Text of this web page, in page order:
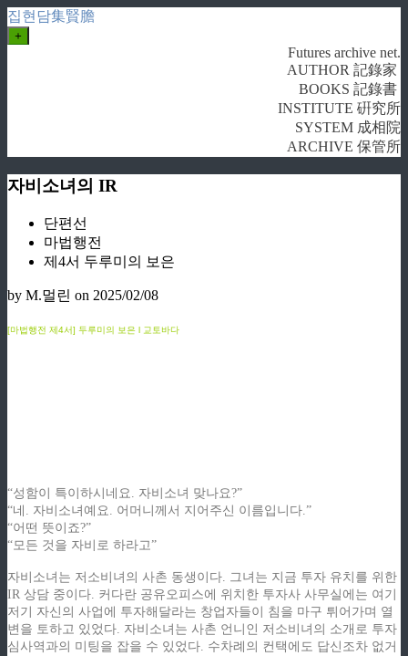
집현담集賢膽
+
Futures archive net.
AUTHOR 記錄家
BOOKS 記錄書
INSTITUTE 硏究所
SYSTEM 成相院
ARCHIVE 保管所
자비소녀의 IR
단편선
마법행전
제4서 두루미의 보은
by M.멀린 on 2025/02/08
[마법행전 제4서] 두루미의 보은 l 교토바다
“성함이 특이하시네요. 자비소녀 맞나요?”
“네. 자비소녀예요. 어머니께서 지어주신 이름입니다.”
“어떤 뜻이죠?”
“모든 것을 자비로 하라고”
자비소녀는 저소비녀의 사촌 동생이다. 그녀는 지금 투자 유치를 위한
IR 상담 중이다. 커다란 공유오피스에 위치한 투자사 사무실에는 여기
저기 자신의 사업에 투자해달라는 창업자들이 침을 마구 튀어가며 열
변을 토하고 있었다. 자비소녀는 사촌 언니인 저소비녀의 소개로 투자
심사역과의 미팅을 잡을 수 있었다. 수차례의 컨택에도 답신조차 없거